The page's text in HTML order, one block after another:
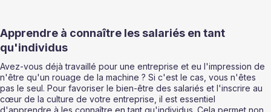
Apprendre à connaître les salariés en tant
qu'individus
Avez-vous déjà travaillé pour une entreprise et eu l'impression de
n'être qu'un rouage de la machine ? Si c'est le cas, vous n'êtes
pas le seul. Pour favoriser le bien-être des salariés et l'inscrire au
cœur de la culture de votre entreprise, il est essentiel
d'apprendre à les connaître en tant qu'individus. Cela permet non